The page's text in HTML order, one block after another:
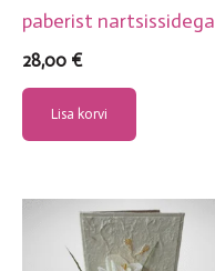
paberist nartsissidega
28,00 €
Lisa korvi